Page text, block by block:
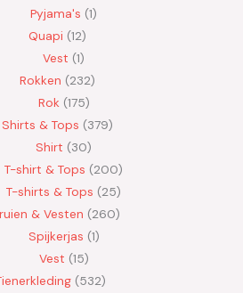
Pyjama's 1
Quapi 12
Vest 1
Rokken 232
Rok 175
Shirts & Tops 379
Shirt
30
T-shirt & Tops
200
T-shirts & Tops
25
& Vesten
260
Spijkerjas 1
Vest 15
532